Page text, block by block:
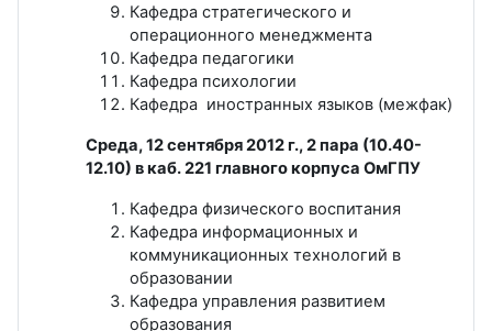
Кафедра стратегического и
операционного менеджмента
Кафедра педагогики
Кафедра психологии
Кафедра иностранных языков (межфак)
Среда, 12 сентября 2012 г., 2 пара (10.40-
12.10) в каб. 221 главного корпуса ОмГПУ
Кафедра физического воспитания
Кафедра информационных и
коммуникационных технологий в
образовании
Кафедра управления развитием
образования